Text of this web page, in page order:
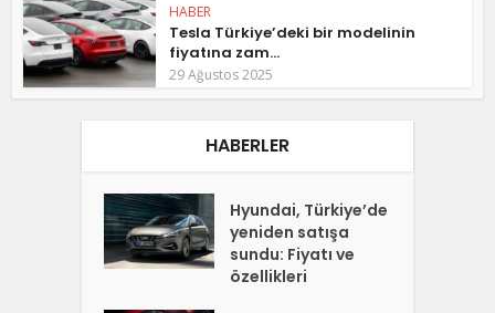
HABER
Tesla Türkiye’deki bir modelinin
fiyatına zam...
29 Ağustos 2025
HABERLER
Hyundai, Türkiye’de
yeniden satışa
sundu: Fiyatı ve
özellikleri